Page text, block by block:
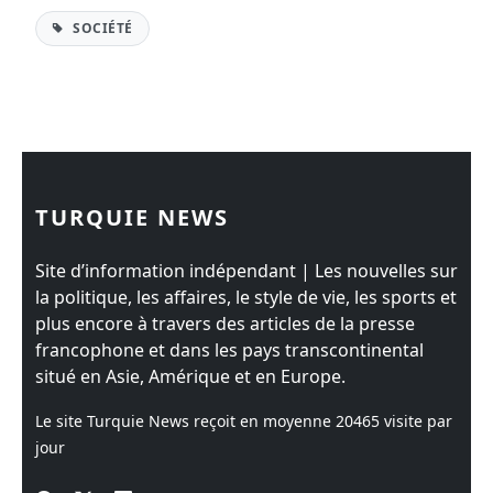
SOCIÉTÉ
TURQUIE NEWS
Site d’information indépendant | Les nouvelles sur
la politique, les affaires, le style de vie, les sports et
plus encore à travers des articles de la presse
francophone et dans les pays transcontinental
situé en Asie, Amérique et en Europe.
Le site Turquie News reçoit en moyenne 20465 visite par
jour